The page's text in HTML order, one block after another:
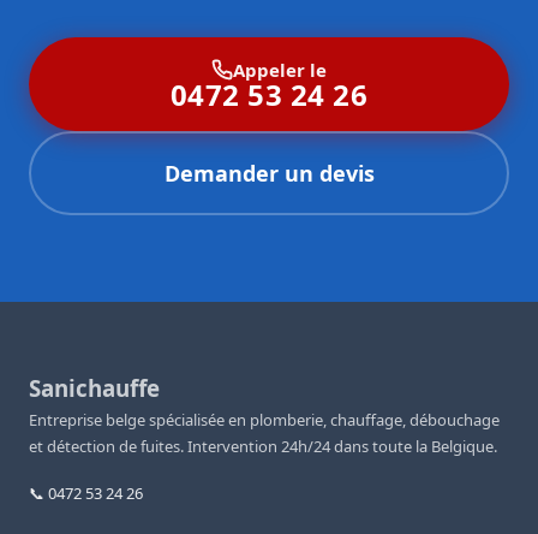
Appeler le
0472 53 24 26
Demander un devis
Sanichauffe
Entreprise belge spécialisée en plomberie, chauffage, débouchage
et détection de fuites. Intervention 24h/24 dans toute la Belgique.
📞 0472 53 24 26